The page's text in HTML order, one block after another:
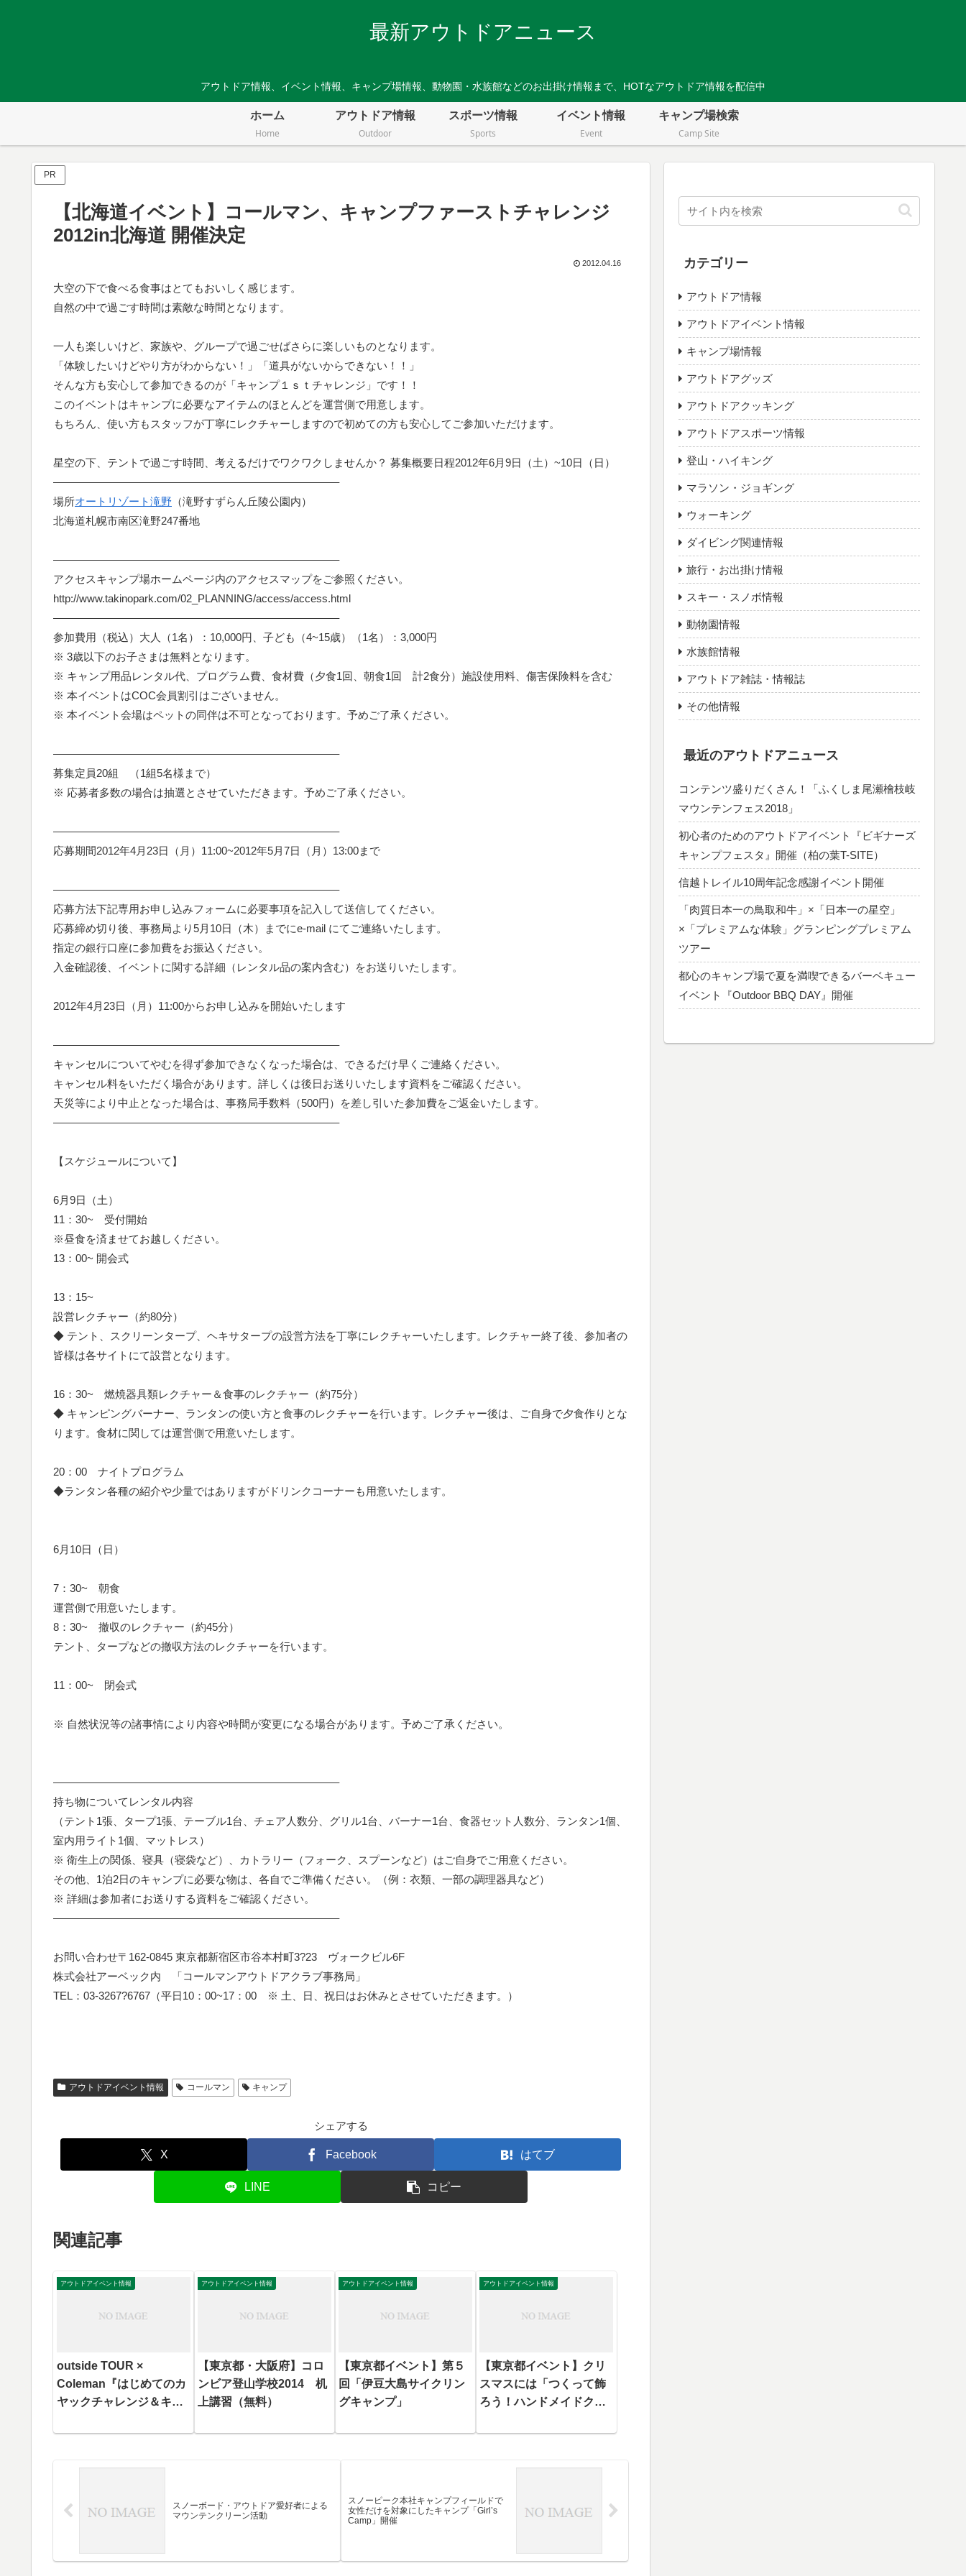
最新アウトドアニュース
アウトドア情報、イベント情報、キャンプ場情報、動物園・水族館などのお出掛け情報まで、HOTなアウトドア情報を配信中
ホーム
Home
アウトドア情報
Outdoor
スポーツ情報
Sports
イベント情報
Event
キャンプ場検索
Camp Site
PR
【北海道イベント】コールマン、キャンプファーストチャレンジ
2012in北海道 開催決定
2012.04.16
大空の下で食べる食事はとてもおいしく感じます。
自然の中で過ごす時間は素敵な時間となります。
一人も楽しいけど、家族や、グループで過ごせばさらに楽しいものとなります。
「体験したいけどやり方がわからない！」「道具がないからできない！！」
そんな方も安心して参加できるのが「キャンプ１ｓｔチャレンジ」です！！
このイベントはキャンプに必要なアイテムのほとんどを運営側で用意します。
もちろん、使い方もスタッフが丁寧にレクチャーしますので初めての方も安心してご参加いただけます。
星空の下、テントで過ごす時間、考えるだけでワクワクしませんか？ 募集概要日程2012年6月9日（土）~10日（日）
——————————————————————————–
場所オートリゾート滝野 （滝野すずらん丘陵公園内）
北海道札幌市南区滝野247番地
——————————————————————————–
アクセスキャンプ場ホームページ内のアクセスマップをご参照ください。
http://www.takinopark.com/02_PLANNING/access/access.html
——————————————————————————–
参加費用（税込）大人（1名）：10,000円、子ども（4~15歳）（1名）：3,000円
※ 3歳以下のお子さまは無料となります。
※ キャンプ用品レンタル代、プログラム費、食材費（夕食1回、朝食1回 計2食分）施設使用料、傷害保険料を含む
※ 本イベントはCOC会員割引はございません。
※ 本イベント会場はペットの同伴は不可となっております。予めご了承ください。
——————————————————————————–
募集定員20組 （1組5名様まで）
※ 応募者多数の場合は抽選とさせていただきます。予めご了承ください。
——————————————————————————–
応募期間2012年4月23日（月）11:00~2012年5月7日（月）13:00まで
——————————————————————————–
応募方法下記専用お申し込みフォームに必要事項を記入して送信してください。
応募締め切り後、事務局より5月10日（木）までにe-mail にてご連絡いたします。
指定の銀行口座に参加費をお振込ください。
入金確認後、イベントに関する詳細（レンタル品の案内含む）をお送りいたします。
2012年4月23日（月）11:00からお申し込みを開始いたします
——————————————————————————–
キャンセルについてやむを得ず参加できなくなった場合は、できるだけ早くご連絡ください。
キャンセル料をいただく場合があります。詳しくは後日お送りいたします資料をご確認ください。
天災等により中止となった場合は、事務局手数料（500円）を差し引いた参加費をご返金いたします。
——————————————————————————–
【スケジュールについて】
6月9日（土）
11：30~ 受付開始
※昼食を済ませてお越しください。
13：00~ 開会式
13：15~
設営レクチャー（約80分）
◆ テント、スクリーンタープ、ヘキサタープの設営方法を丁寧にレクチャーいたします。レクチャー終了後、参加者の
皆様は各サイトにて設営となります。
16：30~ 燃焼器具類レクチャー＆食事のレクチャー（約75分）
◆ キャンピングバーナー、ランタンの使い方と食事のレクチャーを行います。レクチャー後は、ご自身で夕食作りとな
ります。食材に関しては運営側で用意いたします。
20：00 ナイトプログラム
◆ランタン各種の紹介や少量ではありますがドリンクコーナーも用意いたします。
6月10日（日）
7：30~ 朝食
運営側で用意いたします。
8：30~ 撤収のレクチャー（約45分）
テント、タープなどの撤収方法のレクチャーを行います。
11：00~ 閉会式
※ 自然状況等の諸事情により内容や時間が変更になる場合があります。予めご了承ください。
——————————————————————————–
持ち物についてレンタル内容
（テント1張、タープ1張、テーブル1台、チェア人数分、グリル1台、バーナー1台、食器セット人数分、ランタン1個、
室内用ライト1個、マットレス）
※ 衛生上の関係、寝具（寝袋など）、カトラリー（フォーク、スプーンなど）はご自身でご用意ください。
その他、1泊2日のキャンプに必要な物は、各自でご準備ください。（例：衣類、一部の調理器具など）
※ 詳細は参加者にお送りする資料をご確認ください。
——————————————————————————–
お問い合わせ〒162-0845 東京都新宿区市谷本村町3?23 ヴォークビル6F
株式会社アーベック内 「コールマンアウトドアクラブ事務局」
TEL：03-3267?6767（平日10：00~17：00 ※ 土、日、祝日はお休みとさせていただきます。）
アウトドアイベント情報 コールマン キャンプ
シェアする
X Facebook はてブ
LINE コピー
関連記事
アウトドアイベント情報
outside TOUR ×
Coleman『はじめてのカ
ヤックチャレンジ＆キャ
アウトドアイベント情報
【東京都・大阪府】コロ
ンビア登山学校2014 机
上講習（無料）
アウトドアイベント情報
【東京都イベント】第５
回「伊豆大島サイクリン
グキャンプ」
アウトドアイベント情報
【東京都イベント】クリ
スマスには「つくって飾
ろう！ハンドメイドクリ
スノーボード・アウトドア愛好者による
マウンテンクリーン活動
スノーピーク本社キャンプフィールドで
女性だけを対象にしたキャンプ「Girl’s
Camp」開催
カテゴリー
アウトドア情報
アウトドアイベント情報
キャンプ場情報
アウトドアグッズ
アウトドアクッキング
アウトドアスポーツ情報
登山・ハイキング
マラソン・ジョギング
ウォーキング
ダイビング関連情報
旅行・お出掛け情報
スキー・スノボ情報
動物園情報
水族館情報
アウトドア雑誌・情報誌
その他情報
最近のアウトドアニュース
コンテンツ盛りだくさん！「ふくしま尾瀬檜枝岐
マウンテンフェス2018」
初心者のためのアウトドアイベント『ビギナーズ
キャンプフェスタ』開催（柏の葉T-SITE）
信越トレイル10周年記念感謝イベント開催
「肉質日本一の鳥取和牛」×「日本一の星空」
×「プレミアムな体験」グランピングプレミアム
ツアー
都心のキャンプ場で夏を満喫できるバーベキュー
イベント『Outdoor BBQ DAY』開催